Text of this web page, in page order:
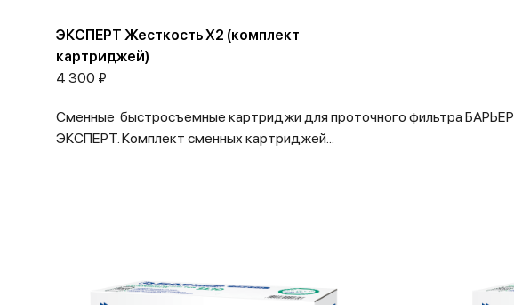
ЭКСПЕРТ Жесткость Х2 (комплект
картриджей)
4 300 ₽
Сменные быстросъемные картриджи для проточного фильтра БАРЬЕР
ЭКСПЕРТ. Комплект сменных картриджей...